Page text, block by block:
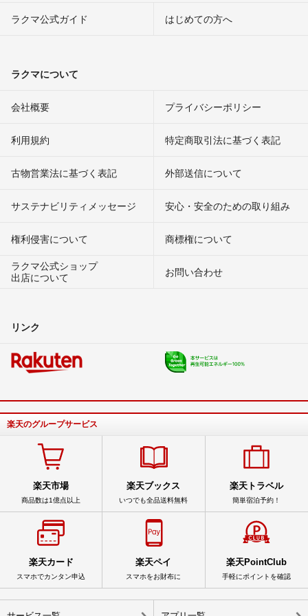
ラクマ公式ガイド はじめての方へ
ラクマについて
会社概要 プライバシーポリシー
利用規約 特定商取引法に基づく表記
古物営業法に基づく表記 外部送信について
サステナビリティメッセージ 安心・安全のための取り組み
権利侵害について
商標権について
ラクマ公式ショップ
出店について
お問い合わせ
リンク
楽天のグループサービス
楽天市場
商品数は1億点以上
楽天ブックス
いつでも全品送料無料
楽天トラベル
簡単宿泊予約！
楽天カード
スマホでカンタン申込
楽天ペイ
スマホをお財布に
楽天PointClub
手軽にポイントを確認